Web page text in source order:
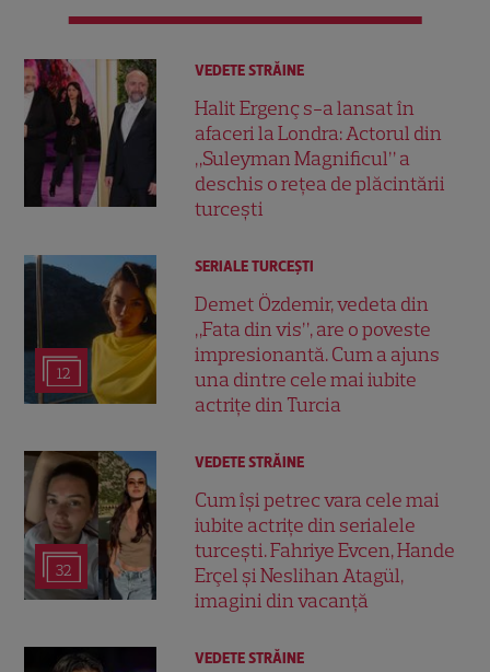
VEDETE STRĂINE
Halit Ergenç s-a lansat în
afaceri la Londra: Actorul din
„Suleyman Magnificul” a
deschis o rețea de plăcintării
turcești
12
SERIALE TURCEŞTI
Demet Özdemir, vedeta din
„Fata din vis”, are o poveste
impresionantă. Cum a ajuns
una dintre cele mai iubite
actrițe din Turcia
32
VEDETE STRĂINE
Cum își petrec vara cele mai
iubite actrițe din serialele
turcești. Fahriye Evcen, Hande
Erçel și Neslihan Atagül,
imagini din vacanță
VEDETE STRĂINE